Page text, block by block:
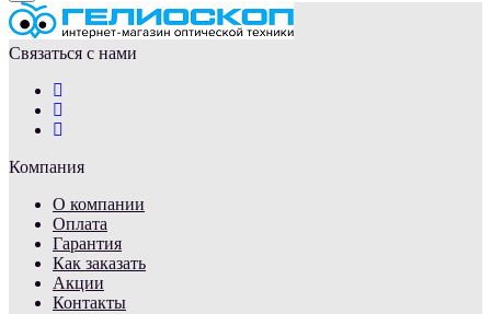
Связаться с нами
Компания
О компании
Оплата
Гарантия
Как заказать
Акции
Контакты